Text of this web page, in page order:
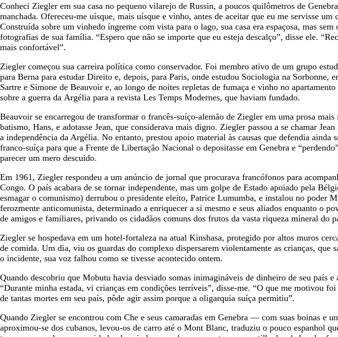
Conheci Ziegler em sua casa no pequeno vilarejo de Russin, a poucos quilômetros de
manchada. Ofereceu-me uísque, mais uísque e vinho, antes de aceitar que eu me servisse
Construída sobre um vinhedo íngreme com vista para o lago, sua casa era espaçosa, mas
fotografias de sua família. “Espero que não se importe que eu esteja descalço”, disse ele.
mais confortável”.
Ziegler começou sua carreira política como conservador. Foi membro ativo de um grupo
para Berna para estudar Direito e, depois, para Paris, onde estudou Sociologia na Sorbonne,
Sartre e Simone de Beauvoir e, ao longo de noites repletas de fumaça e vinho no
sobre a guerra da Argélia para a revista Les Temps Modernes, que haviam fundado.
Beauvoir se encarregou de transformar o francês-suíço-alemão de Ziegler em uma prosa
batismo, Hans, e adotasse Jean, que considerava mais digno. Ziegler passou a se chamar
a independência da Argélia. No entanto, prestou apoio material às causas que defendia
franco-suíça para que a Frente de Libertação Nacional o depositasse em Genebra e
parecer um mero descuido.
Em 1961, Ziegler respondeu a um anúncio de jornal que procurava francófonos para
Congo. O país acabara de se tornar independente, mas um golpe de Estado apoiado pela
esmagar o comunismo) derrubou o presidente eleito, Patrice Lumumba, e instalou no poder
ferozmente anticomunista, determinado a enriquecer a si mesmo e seus aliados enquanto o
de amigos e familiares, privando os cidadãos comuns dos frutos da vasta riqueza mineral do
Ziegler se hospedava em um hotel-fortaleza na atual Kinshasa, protegido por altos muros
de comida. Um dia, viu os guardas do complexo dispersarem violentamente as crianças,
o incidente, sua voz falhou como se tivesse acontecido ontem.
Quando descobriu que Mobutu havia desviado somas inimagináveis de dinheiro de seu país
“Durante minha estada, vi crianças em condições terríveis”, disse-me. “O que me motivou
de tantas mortes em seu país, pôde agir assim porque a oligarquia suíça permitiu”.
Quando Ziegler se encontrou com Che e seus camaradas em Genebra — com suas boinas
aproximou-se dos cubanos, levou-os de carro até o Mont Blanc, traduziu o pouco espanhol